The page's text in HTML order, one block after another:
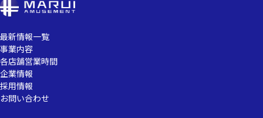
最新情報一覧
事業内容
各店舗営業時間
企業情報
採用情報
お問い合わせ